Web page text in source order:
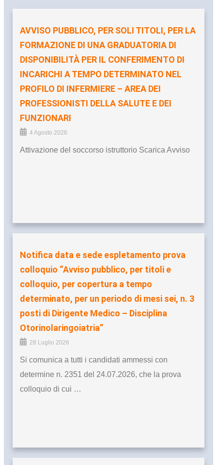
AVVISO PUBBLICO, PER SOLI TITOLI, PER LA
FORMAZIONE DI UNA GRADUATORIA DI
DISPONIBILITÀ PER IL CONFERIMENTO DI
INCARICHI A TEMPO DETERMINATO NEL
PROFILO DI INFERMIERE – AREA DEI
PROFESSIONISTI DELLA SALUTE E DEI
FUNZIONARI
4 Agosto 2026
Attivazione del soccorso istruttorio Scarica Avviso
Notifica data e sede espletamento prova
colloquio “Avviso pubblico, per titoli e
colloquio, per copertura a tempo
determinato, per un periodo di mesi sei, n. 3
posti di Dirigente Medico – Disciplina
Otorinolaringoiatria”
28 Luglio 2026
Si comunica a tutti i candidati ammessi con
determine n. 2351 del 24.07.2026, che la prova
colloquio di cui …